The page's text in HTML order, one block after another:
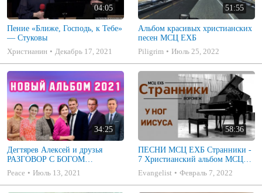
04:05
Пение «Ближе, Господь, к Тебе»
— Стуковы
Христианин
Декабрь 17, 2021
51:55
Альбом красивых христианских
песен МСЦ ЕХБ
Piligrim
Июль 25, 2022
34:25
Дегтярев Алексей и друзья
РАЗГОВОР С БОГОМ
Христианские песни МСЦ ЕХБ
2021 (7я)
Peace Июль 13, 2021
58:36
ПЕСНИ МСЦ ЕХБ Странники -
7 Христианский альбом МСЦ
ЕХБ
Evangelist Февраль 7, 2022